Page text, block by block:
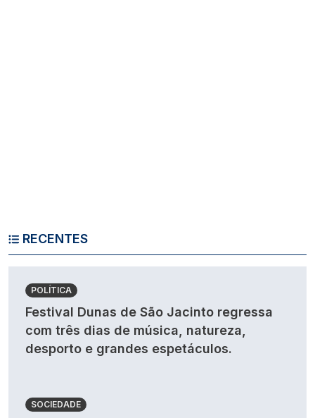
RECENTES
POLÍTICA
Festival Dunas de São Jacinto regressa
com três dias de música, natureza,
desporto e grandes espetáculos.
SOCIEDADE